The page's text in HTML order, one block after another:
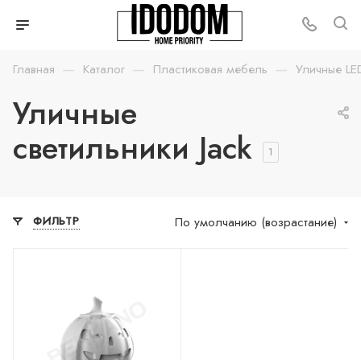
Главная — Каталог — Пластиковая мебель — Уличные
Уличные
светильники Jack 1
ФИЛЬТР По умолчанию (возрастание)